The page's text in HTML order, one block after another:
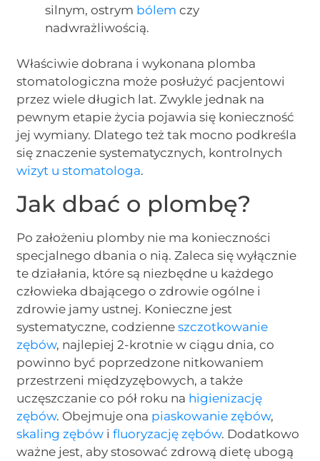
silnym, ostrym bólem czy
nadwrażliwością.
Właściwie dobrana i wykonana plomba
stomatologiczna może posłużyć pacjentowi
przez wiele długich lat. Zwykle jednak na
pewnym etapie życia pojawia się konieczność
jej wymiany. Dlatego też tak mocno podkreśla
się znaczenie systematycznych, kontrolnych
wizyt u stomatologa.
Jak dbać o plombę?
Po założeniu plomby nie ma konieczności
specjalnego dbania o nią. Zaleca się wyłącznie
te działania, które są niezbędne u każdego
człowieka dbającego o zdrowie ogólne i
zdrowie jamy ustnej. Konieczne jest
systematyczne, codzienneszczotkowanie
zębów, najlepiej 2-krotnie w ciągu dnia, co
powinno być poprzedzone nitkowaniem
przestrzeni międzyzębowych, a także
uczęszczanie co pół roku na higienizację
zębów. Obejmuje ona piaskowanie zębów,
skaling zębów ifluoryzację zębów. Dodatkowo
ważne jest, aby stosować zdrową dietę ubogą